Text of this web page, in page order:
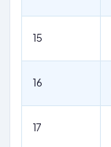
15
16
17